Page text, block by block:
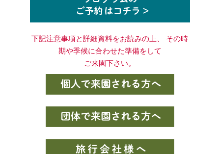
下記注意事項と詳細資料をお読みの上、 その時
期や季候に合わせた準備をして
ご来園下さい。